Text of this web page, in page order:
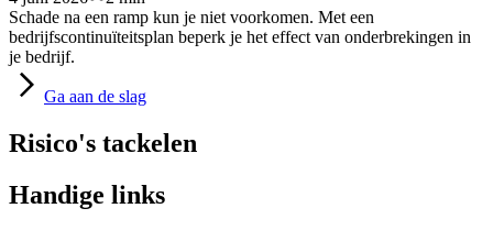
Schade na een ramp kun je niet voorkomen. Met een
bedrijfscontinuïteitsplan beperk je het effect van onderbrekingen in
je bedrijf.
Ga aan de slag
Risico's tackelen
Handige links